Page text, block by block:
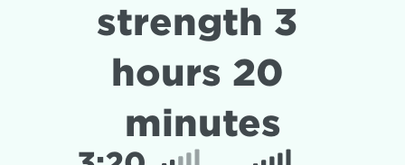
strength 3
hours 20
minutes